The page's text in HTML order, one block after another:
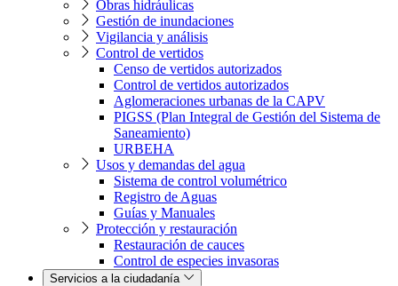
Obras hidráulicas
Gestión de inundaciones
Vigilancia y análisis
Control de vertidos
Censo de vertidos autorizados
Control de vertidos autorizados
Aglomeraciones urbanas de la CAPV
PIGSS (Plan Integral de Gestión del Sistema de
Saneamiento)
URBEHA
Usos y demandas del agua
Sistema de control volumétrico
Registro de Aguas
Guías y Manuales
Protección y restauración
Restauración de cauces
Control de especies invasoras
Servicios a la ciudadanía